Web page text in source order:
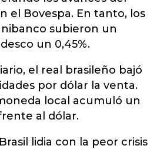
el Bovespa. En tanto, los
subieron un
un 0,45%.
el real brasileño bajó
por dólar la venta.
local acumuló un
al dólar.
lidia con la peor crisis